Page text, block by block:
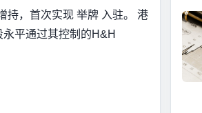
持，首次实现 举牌 入驻。 港
平通过其控制的H&H